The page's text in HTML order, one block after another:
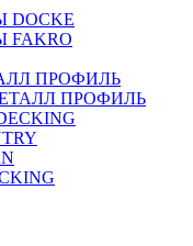
ПРОФИЛЬ
ПРОФИЛЬ